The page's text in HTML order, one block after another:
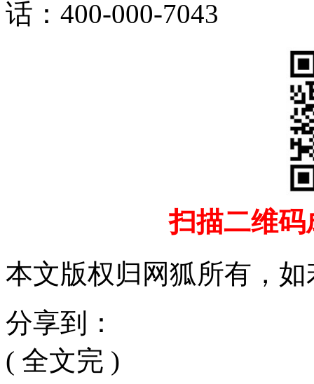
话： 400-000-7043
扫描二维
本文版权归网狐所有，
分享到：
( 全文完 )